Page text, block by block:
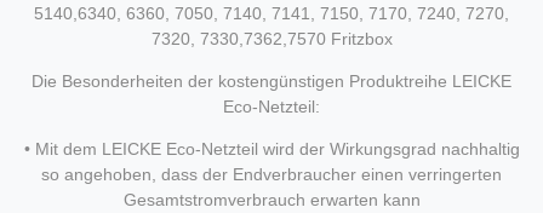
5140,6340, 6360, 7050, 7140, 7141, 7150, 7170, 7240, 7270,
7320, 7330,7362,7570 Fritzbox
Die Besonderheiten der kostengünstigen Produktreihe LEICKE
Eco-Netzteil:
• Mit dem LEICKE Eco-Netzteil wird der Wirkungsgrad nachhaltig
so angehoben, dass der Endverbraucher einen verringerten
Gesamtstromverbrauch erwarten kann